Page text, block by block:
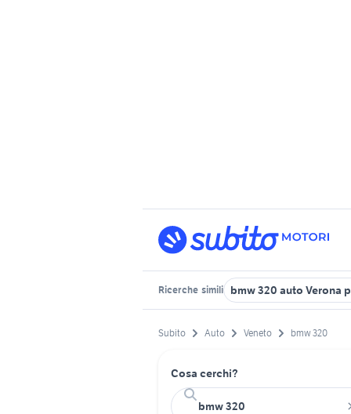
Ricerche simili bmw 320 auto Verona
Subito Auto Veneto bmw 320
Cosa cerchi?